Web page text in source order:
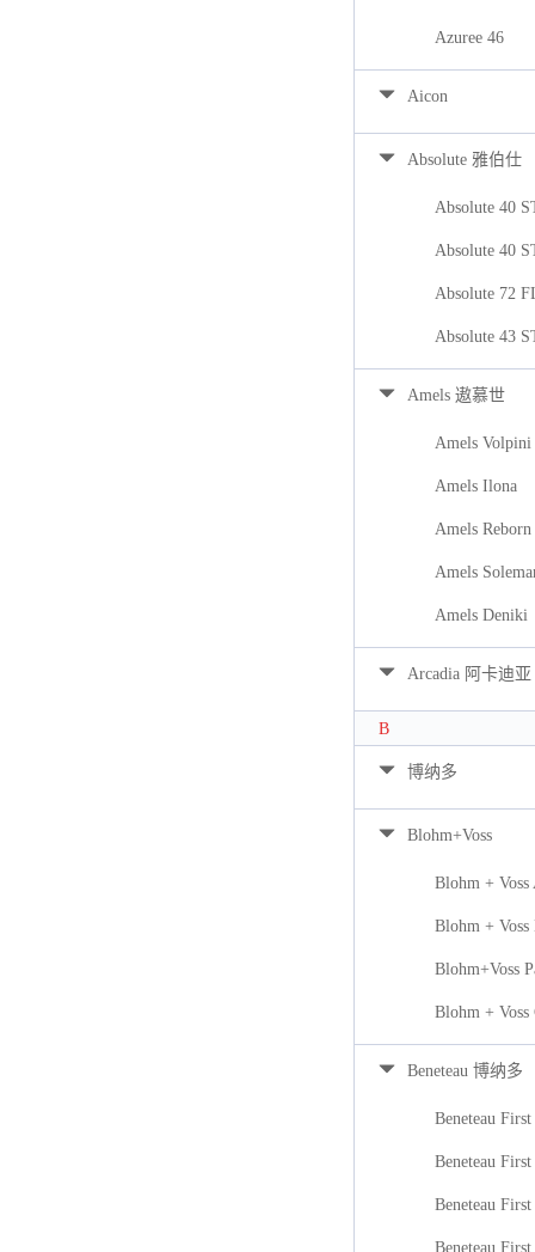
Azuree 46
Aicon
Absolute 雅伯仕
Absolute 40
Absolute 40
Absolute 72
Absolute 43
Amels 遨慕世
Amels Volpini
Amels Ilona
Amels
Amels
Amels Deniki
Arcadia 阿卡迪亚
B
博纳多
Blohm+Voss
Blohm + Voss
Blohm +
Blohm+Voss
Blohm + Voss
Beneteau 博纳多
Beneteau
Beneteau
Beneteau
Beneteau